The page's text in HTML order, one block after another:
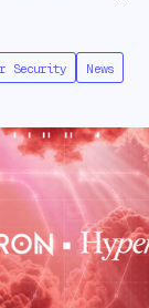
Security News